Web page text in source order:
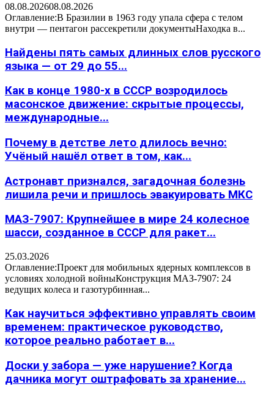
08.08.202608.08.2026
Оглавление:В Бразилии в 1963 году упала сфера с телом
внутри — пентагон рассекретили документыНаходка в...
Найдены пять самых длинных слов русского
языка — от 29 до 55...
Как в конце 1980-х в СССР возродилось
масонское движение: скрытые процессы,
международные...
Почему в детстве лето длилось вечно:
Учёный нашёл ответ в том, как...
Астронавт признался, загадочная болезнь
лишила речи и пришлось эвакуировать МКС
МАЗ-7907: Крупнейшее в мире 24 колесное
шасси, созданное в СССР для ракет...
25.03.2026
Оглавление:Проект для мобильных ядерных комплексов в
условиях холодной войныКонструкция МАЗ-7907: 24
ведущих колеса и газотурбинная...
Как научиться эффективно управлять своим
временем: практическое руководство,
которое реально работает в...
Доски у забора — уже нарушение? Когда
дачника могут оштрафовать за хранение...